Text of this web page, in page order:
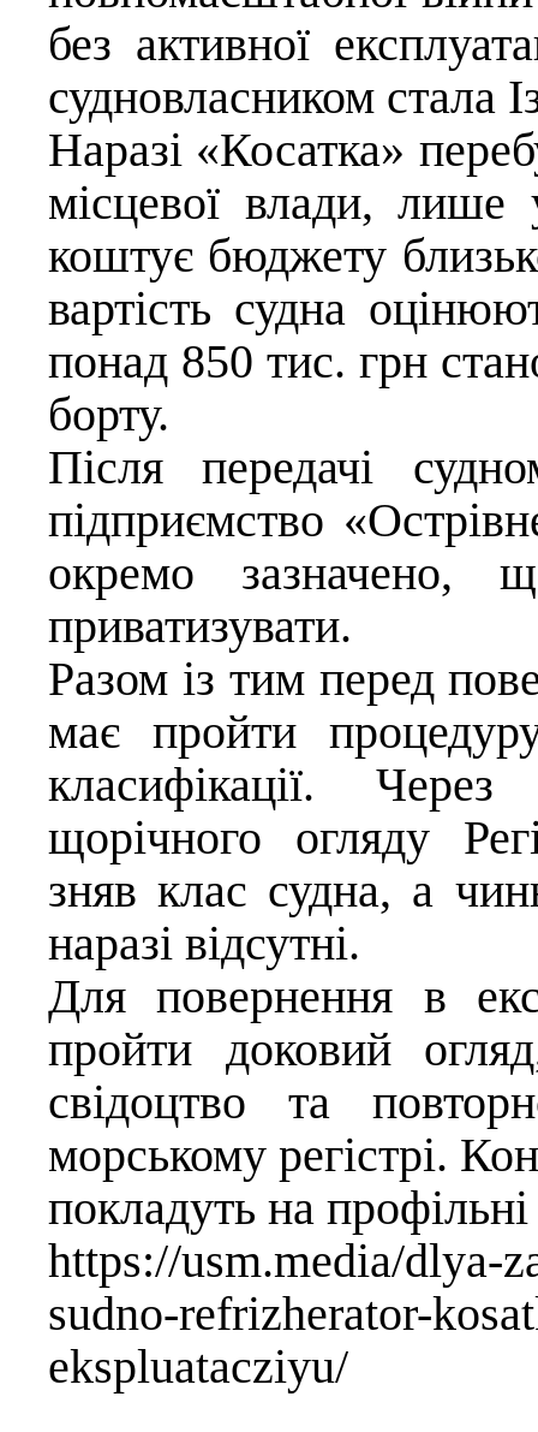
без активної
судновласником стала
Наразі «Косатка»
місцевої влади, лише
коштує бюджету
вартість судна
понад 850 тис. грн
борту.
Після передачі
підприємство
окремо
приватизувати.
Разом із тим перед
має пройти
класифікації. Через
щорічного огляду
зняв клас судна, а
наразі відсутні.
Для повернення в
пройти доковий
свідоцтво та
морському регістрі.
покладуть на
https://usm.media/dlya-
sudno-refrizherator-
ekspluatacziyu/